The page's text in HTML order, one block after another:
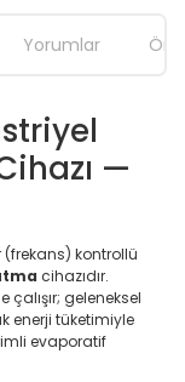
Yorumlar
—
(frekans) kontrollü
cihazıdır.
geleneksel
enerji tüketimiyle
evaporatif